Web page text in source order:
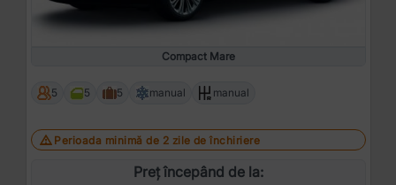
Compact Mare
5 5 5 manual manual
Perioada minimă de 2 zile de închiriere
Preț începând de la: